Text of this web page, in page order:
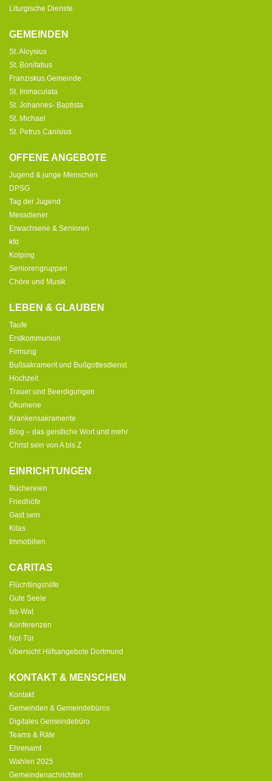
Liturgische Dienste
GEMEINDEN
St. Aloysius
St. Bonifatius
Franziskus Gemeinde
St. Immaculata
St. Johannes- Baptista
St. Michael
St. Petrus Canisius
OFFENE ANGEBOTE
Jugend & junge Menschen
DPSG
Tag der Jugend
Messdiener
Erwachsene & Senioren
kfd
Kolping
Seniorengruppen
Chöre und Musik
LEBEN & GLAUBEN
Taufe
Erstkommunion
Firmung
Bußsakrament und Bußgottesdienst
Hochzeit
Trauer und Beerdigungen
Ökumene
Krankensakramente
Blog – das geistliche Wort und mehr
Christ sein von A bis Z
EINRICHTUNGEN
Büchereien
Friedhöfe
Gast sein
Kitas
Immobilien
CARITAS
Flüchtlingshilfe
Gute Seele
Iss-Wat
Konferenzen
Not-Tür
Übersicht Hilfsangebote Dortmund
KONTAKT & MENSCHEN
Kontakt
Gemeinden & Gemeindebüros
Digitales Gemeindebüro
Teams & Räte
Ehrenamt
Wahlen 2025
Gemeindenachrichten